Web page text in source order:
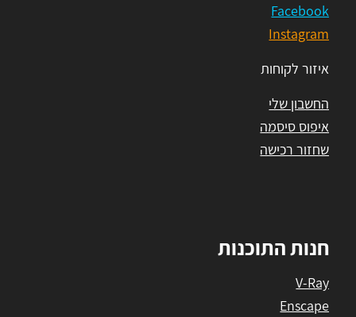
Facebook
Instagram
איזור לקוחות
החשבון שלי
איפוס סיסמה
שחזור רכישה
חנות התוכנות
V-Ray
Enscape